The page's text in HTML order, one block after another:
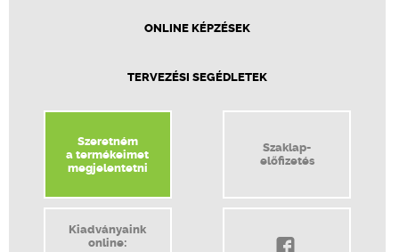
ONLINE KÉPZÉSEK
TERVEZÉSI SEGÉDLETEK
Szeretném
a termékeimet
megjelentetni
Szaklap-
előfizetés
Kiadványaink
online: